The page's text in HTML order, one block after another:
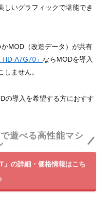
しいグラフィックで堪能でき
MOD（改造データ）が共有
HD-A7G70」 ならMODを導入
ません。
の導入を希望する方におすす
遊べる高性能マシ
」の詳細・価格情報はこち